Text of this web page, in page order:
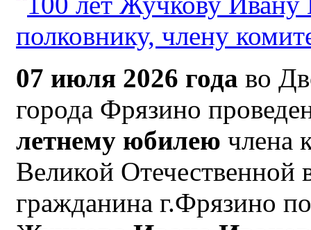
07 июля 2026 года во
города Фрязино
летнему юбилею члена
Великой Отечественной
гражданина г.Фрязино